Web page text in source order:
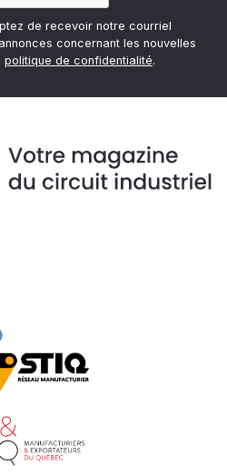
de recevoir notre courriel
concernant les nouvelles
politique de confidentialité.